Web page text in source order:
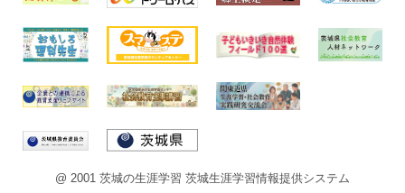
@ 2001 茨城の生涯学習 茨城生涯学習情報提供システム